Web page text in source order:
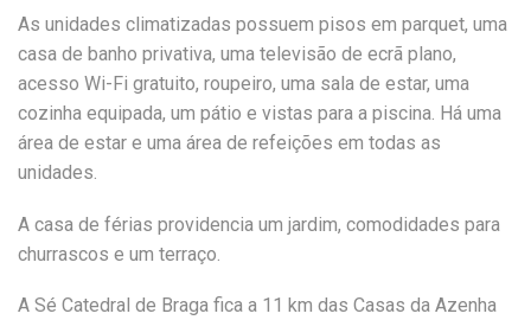
As unidades climatizadas possuem pisos em parquet, uma
casa de banho privativa, uma televisão de ecrã plano,
acesso Wi-Fi gratuito, roupeiro, uma sala de estar, uma
cozinha equipada, um pátio e vistas para a piscina. Há uma
área de estar e uma área de refeições em todas as
unidades.
A casa de férias providencia um jardim, comodidades para
churrascos e um terraço.
A Sé Catedral de Braga fica a 11 km das Casas da Azenha